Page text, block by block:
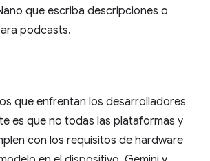
que escriba descripciones o
podcasts.
que enfrentan los desarrolladores
es que no todas las plataformas y
con los requisitos de hardware